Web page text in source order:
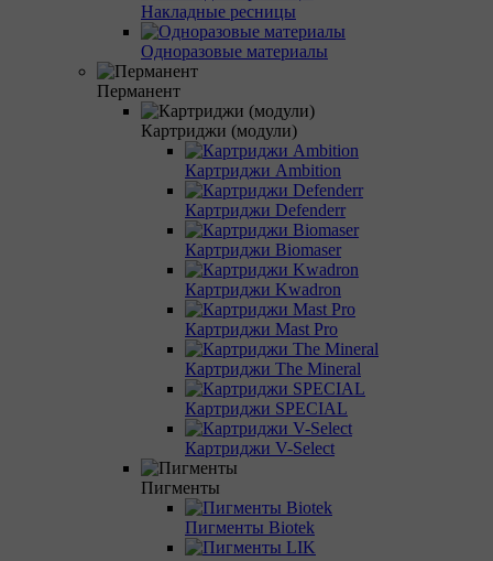
Накладные ресницы
Одноразовые материалы
Перманент
Картриджи (модули)
Картриджи Ambition
Картриджи Defenderr
Картриджи Biomaser
Картриджи Kwadron
Картриджи Mast Pro
Картриджи The Mineral
Картриджи SPECIAL
Картриджи V-Select
Пигменты
Пигменты Biotek